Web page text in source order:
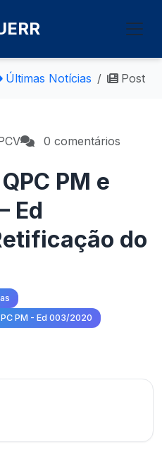
Últimas Notícias Post
0 comentários
PM e
Ed
do
PM - Ed 003/2020